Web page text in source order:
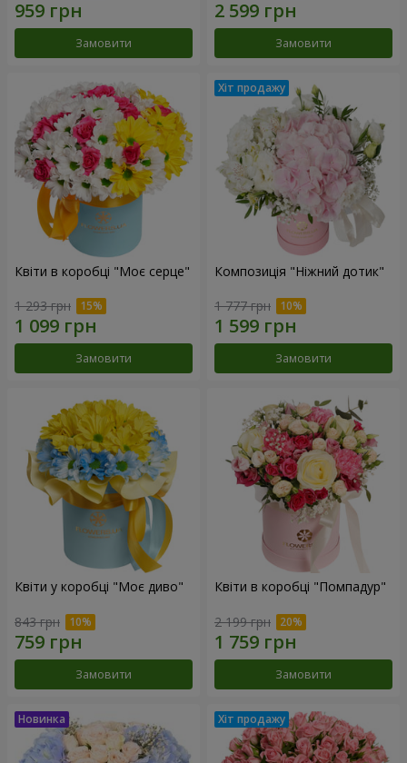
Замовити Замовити
Квіти в коробці "Моє серце"
1 293 грн
Замовити
Композиція "Ніжний дотик"
1 777 грн
Замовити
Квіти у коробці "Моє диво"
843 грн
Замовити
Квіти в коробці "Помпадур"
2 199 грн
Замовити